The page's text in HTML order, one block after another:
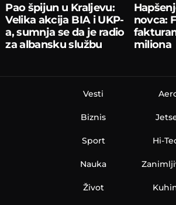
Pao špijun u Kraljevu:
Velika akcija BIA i UKP-
a, sumnja se da je radio
za albansku službu
novca:
miliona
Vesti
Biznis
Sport
Nauka
Hi-
Život